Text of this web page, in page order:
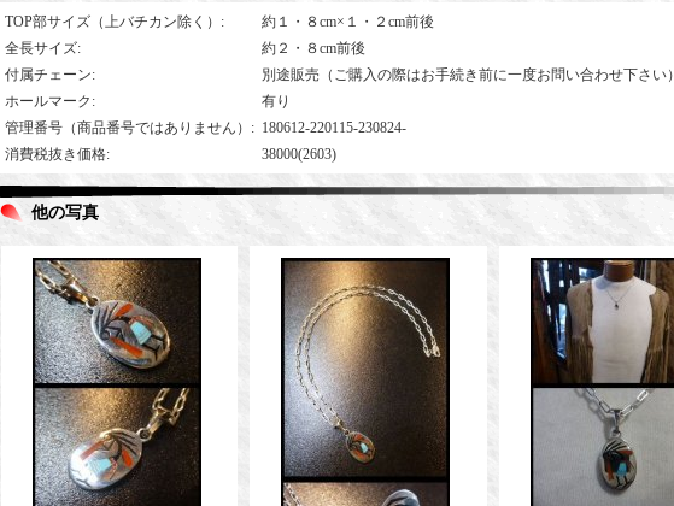
TOP部サイズ（上バチカン除く） :
約１・８cm×１・２cm前後
全長サイズ:
約２・８cm前後
付属チェーン:
別途販売（ご購入の際はお手続き前に一度お問い合わせ下さい）
ホールマーク :
有り
管理番号（商品番号ではありません） : 180612-220115-230824-
消費税抜き価格: 38000(2603)
他の写真